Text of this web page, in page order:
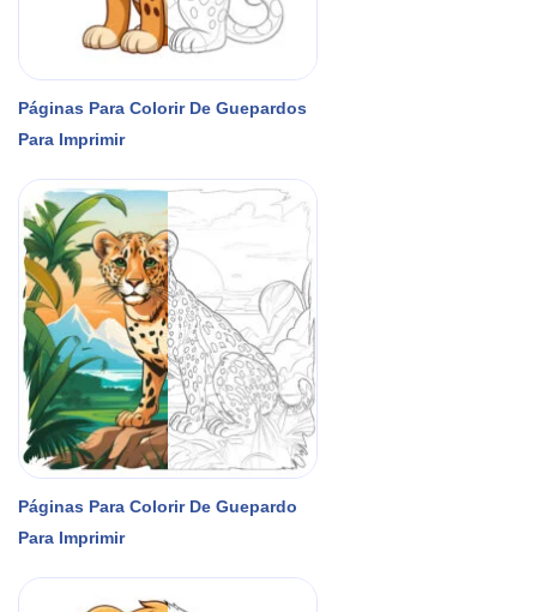
Páginas Para Colorir De Guepardos
Para Imprimir
Páginas Para Colorir De Guepardo
Para Imprimir